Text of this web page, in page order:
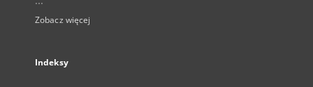
Zobacz więcej
Indeksy